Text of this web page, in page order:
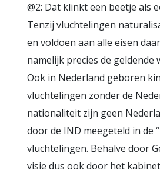
@2: Dat klinkt een beetje als
Tenzij vluchtelingen
en voldoen aan alle eisen
namelijk precies de geldende
Ook in Nederland geboren
vluchtelingen zonder de
nationaliteit zijn geen
door de IND meegeteld in de
vluchtelingen. Behalve door
visie dus ook door het